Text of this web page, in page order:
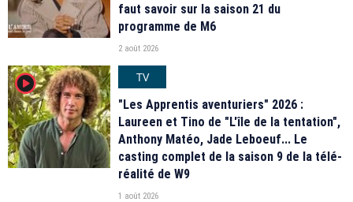
faut savoir sur la saison 21 du
programme de M6
2 août 2026
player2
TV
"Les Apprentis aventuriers" 2026 :
Laureen et Tino de "L'île de la tentation",
Anthony Matéo, Jade Leboeuf... Le
casting complet de la saison 9 de la télé-
réalité de W9
1 août 2026